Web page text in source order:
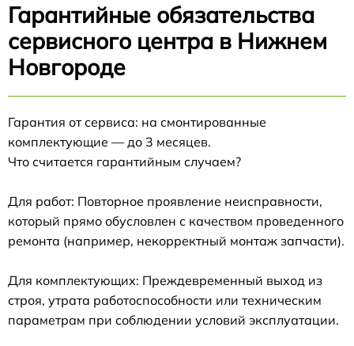
Гарантийные обязательства
сервисного центра в Нижнем
Новгороде
Гарантия от сервиса: на смонтированные
комплектующие — до 3 месяцев.
Что считается гарантийным случаем?
Для работ: Повторное проявление неисправности,
который прямо обусловлен с качеством проведенного
ремонта (например, некорректный монтаж запчасти).
Для комплектующих: Преждевременный выход из
строя, утрата работоспособности или техническим
параметрам при соблюдении условий эксплуатации.